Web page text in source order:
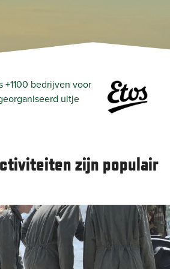
+1100 bedrijven voor
uitje
zijn populair